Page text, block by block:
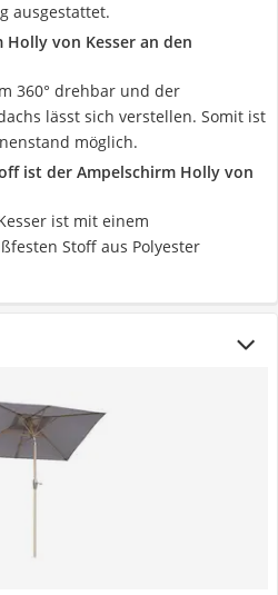
ausgestattet.
Holly von Kesser an den
360° drehbar und der
lässt sich verstellen. Somit ist
möglich.
ist der Ampelschirm Holly von
ist mit einem
Stoff aus Polyester